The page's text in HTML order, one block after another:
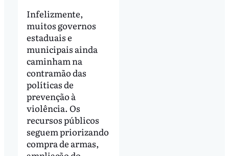
Infelizmente,
muitos governos
estaduais e
municipais ainda
caminham na
contramão das
políticas de
prevenção à
violência. Os
recursos públicos
seguem priorizando
compra de armas,